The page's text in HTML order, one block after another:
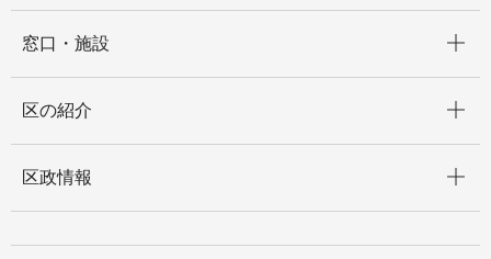
窓口・施設
区の紹介
区政情報